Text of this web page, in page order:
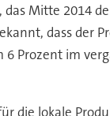
Mitte 2014
dass der
Prozent im
die lokale